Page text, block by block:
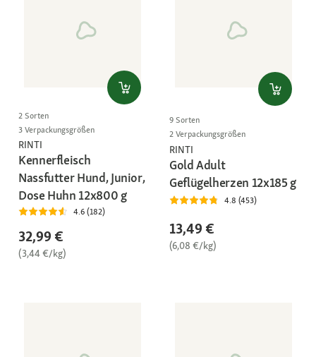
2 Sorten
3 Verpackungsgrößen
RINTI
Kennerfleisch
Nassfutter Hund, Junior,
Dose Huhn 12x800 g
4.6 (182)
32,99 €
(3,44 €/kg)
9 Sorten
2 Verpackungsgrößen
RINTI
Gold Adult
Geflügelherzen 12x185 g
4.8 (453)
13,49 €
(6,08 €/kg)